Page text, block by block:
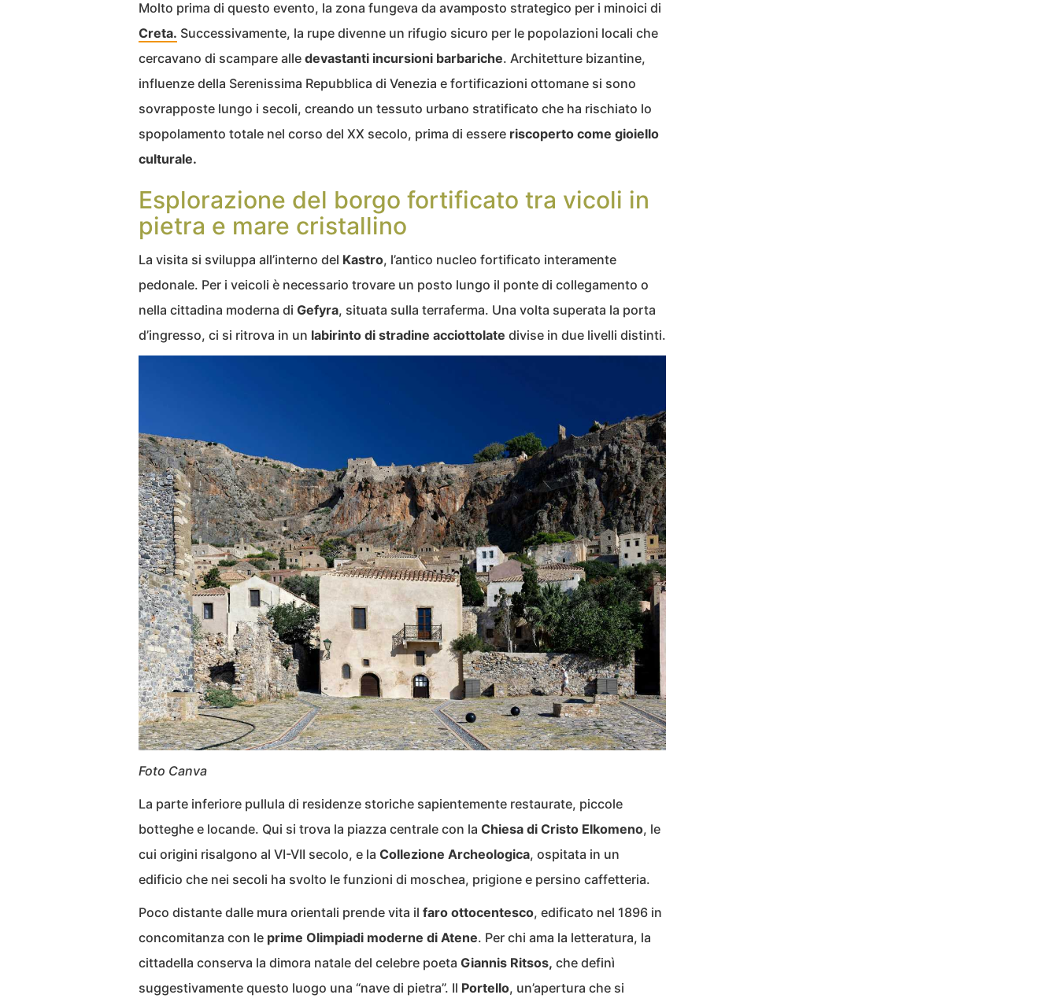
Molto prima di questo evento, la zona fungeva da avamposto strategico per i minoici di
Creta. Successivamente, la rupe divenne un rifugio sicuro per le popolazioni locali che
cercavano di scampare alle devastanti incursioni barbariche. Architetture bizantine,
influenze della Serenissima Repubblica di Venezia e fortificazioni ottomane si sono
sovrapposte lungo i secoli, creando un tessuto urbano stratificato che ha rischiato lo
spopolamento totale nel corso del XX secolo, prima di essere riscoperto come gioiello
culturale.
Esplorazione del borgo fortificato tra vicoli in
pietra e mare cristallino
La visita si sviluppa all’interno del Kastro, l’antico nucleo fortificato interamente
pedonale. Per i veicoli è necessario trovare un posto lungo il ponte di collegamento o
nella cittadina moderna di Gefyra, situata sulla terraferma. Una volta superata la porta
d’ingresso, ci si ritrova in un labirinto di stradine acciottolate divise in due livelli distinti.
Foto Canva
La parte inferiore pullula di residenze storiche sapientemente restaurate, piccole
botteghe e locande. Qui si trova la piazza centrale con la Chiesa di Cristo Elkomeno, le
cui origini risalgono al VI-VII secolo, e la Collezione Archeologica, ospitata in un
edificio che nei secoli ha svolto le funzioni di moschea, prigione e persino caffetteria.
Poco distante dalle mura orientali prende vita il faro ottocentesco, edificato nel 1896 in
concomitanza con le prime Olimpiadi moderne di Atene. Per chi ama la letteratura, la
cittadella conserva la dimora natale del celebre poeta Giannis Ritsos, che definì
suggestivamente questo luogo una “nave di pietra”. Il Portello, un’apertura che si